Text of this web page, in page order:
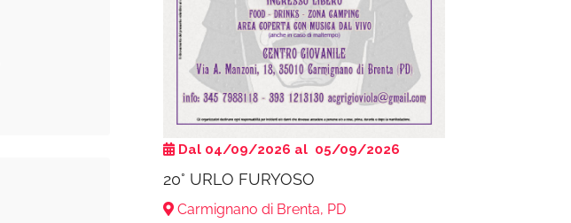
Dal 04/09/2026 al 05/09/2026
20° URLO FURYOSO
Carmignano di Brenta, PD